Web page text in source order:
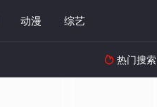
动漫 综艺
 热门搜索